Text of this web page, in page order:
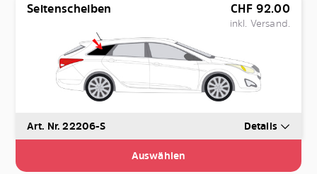
Seitenscheiben CHF 92.00
inkl. Versand.
Art. Nr. 22206-S Details
Auswählen